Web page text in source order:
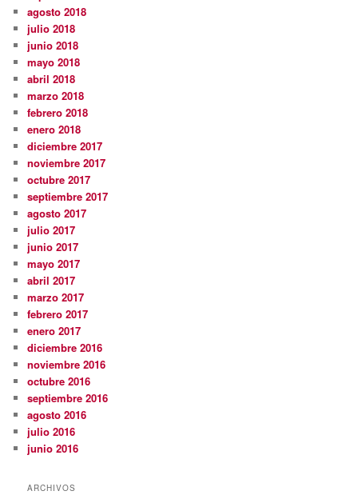
agosto 2018
julio 2018
junio 2018
mayo 2018
abril 2018
marzo 2018
febrero 2018
enero 2018
diciembre 2017
noviembre 2017
octubre 2017
septiembre 2017
agosto 2017
julio 2017
junio 2017
mayo 2017
abril 2017
marzo 2017
febrero 2017
enero 2017
diciembre 2016
noviembre 2016
octubre 2016
septiembre 2016
agosto 2016
julio 2016
junio 2016
ARCHIVOS